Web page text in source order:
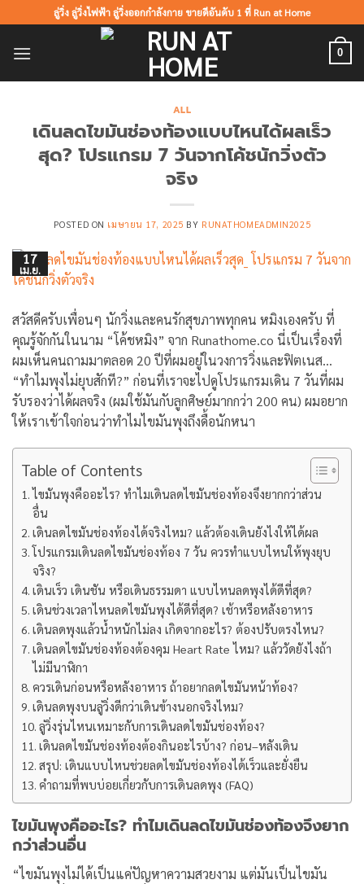
ไป
ลู่วิ่ง ลู่วิ่งไฟฟ้า ลู่วิ่งออกกำลังกาย ขายดีอันดับ 1 ที่ Run at Home
0
ALL
เดินลดไขมันช่องท้องแบบไหนได้ผลเร็ว
สุด? โปรแกรม 7 วันจากโค้ชนักวิ่งตัว
จริง
POSTED ON เมษายน 17, 2025 BY RUNATHOMEADMIN2025
17
เม.ย.
สวัสดีครับเพื่อนๆ นักวิ่งและคนรักสุขภาพทุกคน หมิงเองครับ ที่
คุณรู้จักกันในนาม “โค้ชหมิง” จาก Runathome.co นี่เป็นเรื่องที่
ผมเห็นคนถามมาตลอด 20 ปีที่ผมอยู่ในวงการวิ่งและฟิตเนส…
“ทำไมพุงไม่ยุบสักที?” ก่อนที่เราจะไปดูโปรแกรมเดิน 7 วันที่ผม
รับรองว่าได้ผลจริง (ผมใช้มันกับลูกศิษย์มากกว่า 200 คน) ผมอยาก
ให้เราเข้าใจก่อนว่าทำไมไขมันพุงถึงดื้อนักหนา
Table of Contents
ไขมันพุงคืออะไร? ทำไมเดินลดไขมันช่องท้องจึงยากกว่าส่วน
อื่น
เดินลดไขมันช่องท้องได้จริงไหม? แล้วต้องเดินยังไงให้ได้ผล
โปรแกรมเดินลดไขมันช่องท้อง 7 วัน ควรทำแบบไหนให้พุงยุบ
จริง?
เดินเร็ว เดินชัน หรือเดินธรรมดา แบบไหนลดพุงได้ดีที่สุด?
เดินช่วงเวลาไหนลดไขมันพุงได้ดีที่สุด? เช้าหรือหลังอาหาร
เดินลดพุงแล้วน้ำหนักไม่ลง เกิดจากอะไร? ต้องปรับตรงไหน?
เดินลดไขมันช่องท้องต้องคุม Heart Rate ไหม? แล้ววัดยังไงถ้า
ไม่มีนาฬิกา
ควรเดินก่อนหรือหลังอาหาร ถ้าอยากลดไขมันหน้าท้อง?
เดินลดพุงบนลู่วิ่งดีกว่าเดินข้างนอกจริงไหม?
ลู่วิ่งรุ่นไหนเหมาะกับการเดินลดไขมันช่องท้อง?
เดินลดไขมันช่องท้องต้องกินอะไรบ้าง? ก่อน–หลังเดิน
สรุป: เดินแบบไหนช่วยลดไขมันช่องท้องได้เร็วและยั่งยืน
คำถามที่พบบ่อยเกี่ยวกับการเดินลดพุง (FAQ)
ไขมันพุงคืออะไร? ทำไมเดินลดไขมันช่องท้องจึงยาก
กว่าส่วนอื่น
“ไขมันพุงไม่ได้เป็นแค่ปัญหาความสวยงาม แต่มันเป็นไขมัน